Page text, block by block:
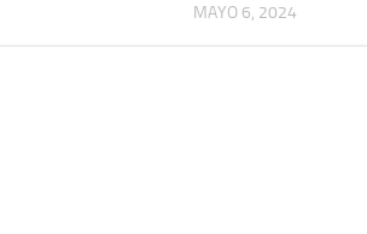
MAYO 6, 2024